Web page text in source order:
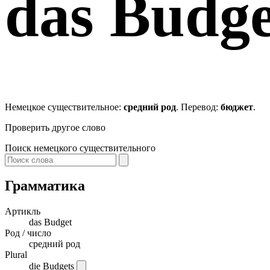
das
Немецкое существительное: средний род. Перевод: бюджет.
Проверить другое слово
Поиск немецкого существительного
Грамматика
Артикль
das Budget
Род / число
средний род
Plural
die Budgets